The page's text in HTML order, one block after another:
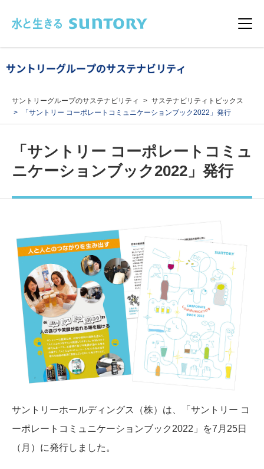
メニュ
サントリーグループのサステナビリティ
サントリーグループのサステナビリティ
サステナビリティトピックス
「サントリー コーポレートコミュニケーションブック2022」発行
「サントリー コーポレートコミュ
ニケーションブック2022」発行
サントリーホールディングス（株）は、「サントリー コ
ーポレートコミュニケーションブック2022」を7月25日
（月）に発行しました。